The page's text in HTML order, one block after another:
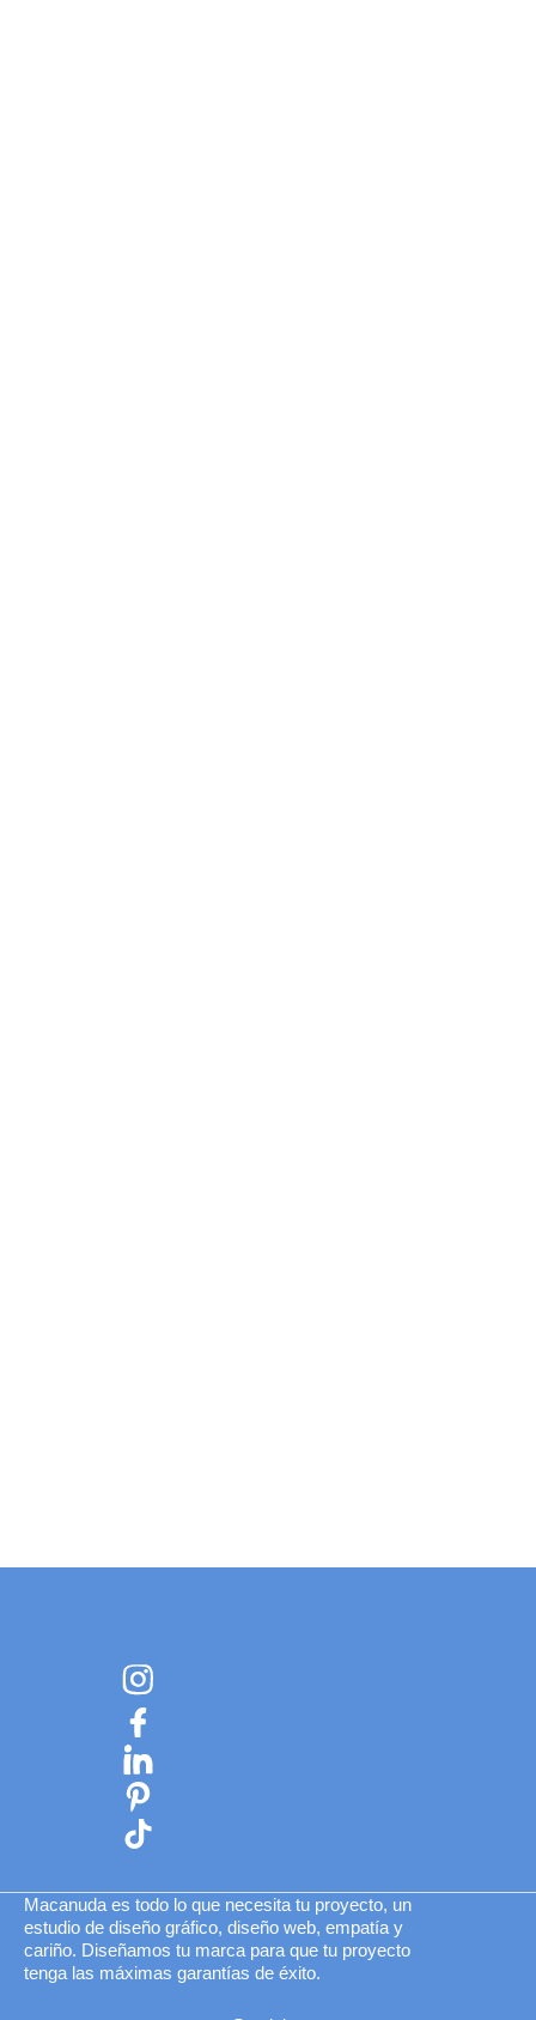
Macanuda es todo lo que necesita tu proyecto, un
estudio de diseño gráfico, diseño web, empatía y
cariño. Diseñamos tu marca para que tu proyecto
tenga las máximas garantías de éxito.